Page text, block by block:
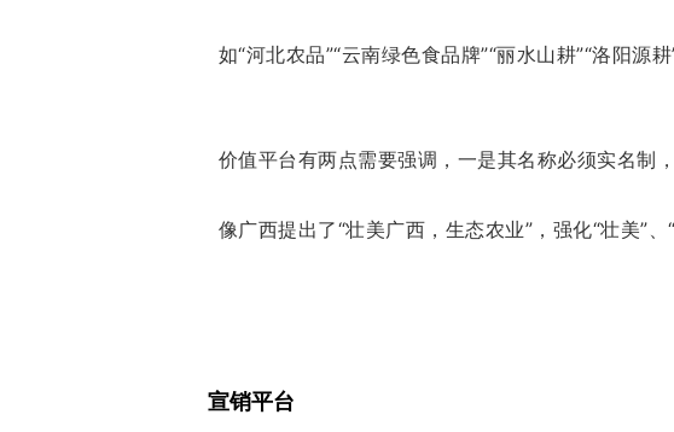
如“河北农品”“云南绿色食品牌”“丽水山耕”“洛阳源
价值平台有两点需要强调，一是其名称必须实名制
像广西提出了“壮美广西，生态农业”，强化“壮美”
宣销平台